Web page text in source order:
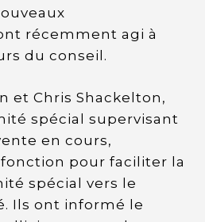
récemment agi à
du conseil.
et Chris Shackelton,
spécial supervisant
en cours,
pour faciliter la
spécial vers le
Ils ont informé le